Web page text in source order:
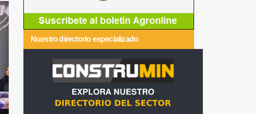
Nuestro directorio especializado